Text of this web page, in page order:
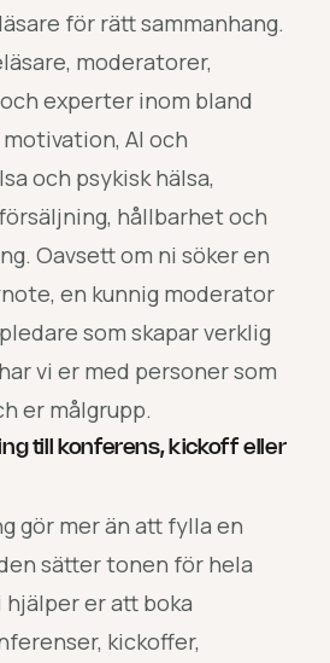
för rätt sammanhang.
moderatorer,
experter inom bland
AI och
och psykisk hälsa,
hållbarhet och
Oavsett om ni söker en
en kunnig moderator
som skapar verklig
vi er med personer som
er målgrupp.
till konferens, kickoff eller
gör mer än att fylla en
sätter tonen för hela
er att boka
kickoffer,